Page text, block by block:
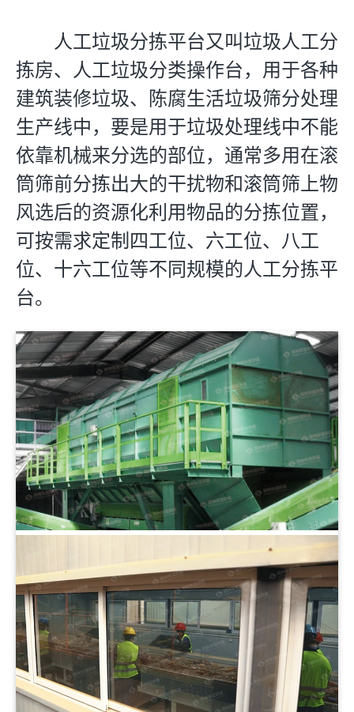
人工垃圾分拣平台又叫垃圾人工分
拣房、人工垃圾分类操作台，用于各种
建筑装修垃圾、陈腐生活垃圾筛分处理
生产线中，要是用于垃圾处理线中不能
依靠机械来分选的部位，通常多用在滚
筒筛前分拣出大的干扰物和滚筒筛上物
风选后的资源化利用物品的分拣位置，
可按需求定制四工位、六工位、八工
位、十六工位等不同规模的人工分拣平
台。